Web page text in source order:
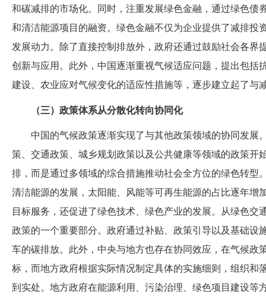
和碳减排的市场化。同时，注重发展绿色金融，通过绿色债
和清洁能源项目的融资。绿色金融不仅为企业提供了减排投
发展动力。除了直接控制排放外，政府还通过鼓励社会各界
创新与应用。此外，中国逐渐重视气候适应问题，提出包括
建设、农业应对气候变化的适应性措施等，逐步建立起了与
（三）政策体系从分散化转向协同化
中国的气候政策逐渐实现了与其他政策领域的协同发展
策、交通政策、城乡规划政策以及公共健康等领域的政策开
排，而是通过多领域的综合措施推动社会全方位的绿色转型
清洁能源的发展，太阳能、风能等可再生能源的占比逐年增
目标服务，还促进了绿色技术、绿色产业的发展。从绿色交
政策的一个重要部分。政府通过补贴、政策引导以及基础设
车的碳排放。此外，中央与地方也存在协同效应，在气候政
标，而地方政府根据实际情况制定具体的实施细则，组织和
到实处。地方政府在能源利用、污染治理、绿色项目建设等